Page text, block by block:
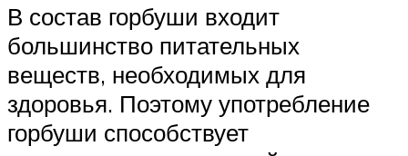
В состав горбуши входит
большинство питательных
веществ, необходимых для
здоровья. Поэтому употребление
горбуши способствует